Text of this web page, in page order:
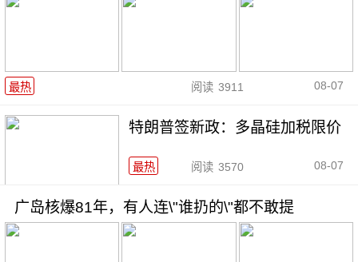
最热 阅读 3911 08-07
特朗普签新政：多晶硅加税限价
最热 阅读 3570 08-07
广岛核爆81年，有人连\"谁扔的\"都不敢提